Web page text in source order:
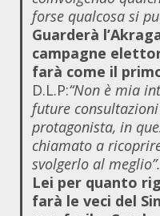
forse qualcosa si
Guarderà
campagne
farà come il
D.L.P:“Non è mia
future
protagonista, in
chiamato a
svolgerlo al meglio”.
Lei per quanto
farà le veci del